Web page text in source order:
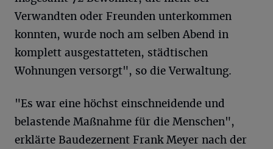
Verwandten oder Freunden unterkommen
konnten, wurde noch am selben Abend in
komplett ausgestatteten, städtischen
Wohnungen versorgt", so die Verwaltung.
"Es war eine höchst einschneidende und
belastende Maßnahme für die Menschen",
erklärte Baudezernent Frank Meyer nach der